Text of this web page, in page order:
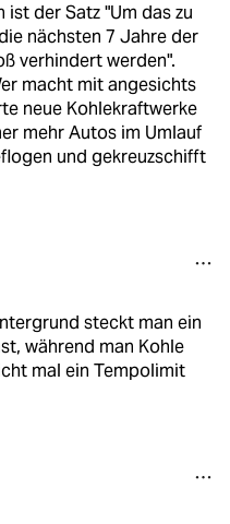
der Satz "Um das zu
nächsten 7 Jahre der
verhindert werden".
macht mit angesichts
neue Kohlekraftwerke
mehr Autos im Umlauf
und gekreuzschifft
steckt man ein
während man Kohle
mal ein Tempolimit